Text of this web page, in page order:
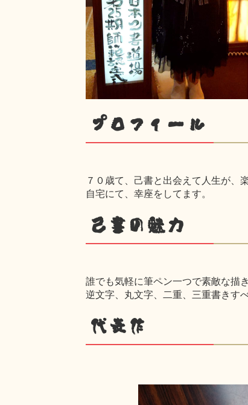
プロフィール
７０歳て、己書と出会えて人生が、
自宅にて、幸座をしてます。
己書の魅力
誰でも気軽に筆ペン一つで素敵な描
逆文字、丸文字、二重、三重書きす
代表作